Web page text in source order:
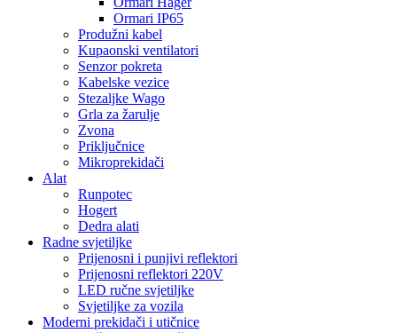
Ormari IP65
Produžni kabel
Kupaonski ventilatori
Senzor pokreta
Kabelske vezice
Stezaljke Wago
Grla za žarulje
Zvona
Priključnice
Mikroprekidači
Alat
Runpotec
Hogert
Dedra alati
Radne svjetiljke
Prijenosni i punjivi reflektori
Prijenosni reflektori 220V
LED ručne svjetiljke
Svjetiljke za vozila
Moderni prekidači i utičnice